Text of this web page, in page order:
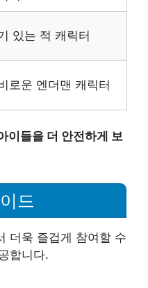
있는 적 캐릭터
로운 엔더맨 캐릭터
이들을 더 안전하게 보
드
더욱 즐겁게 참여할 수
합니다.